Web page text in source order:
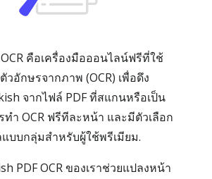
คือเครื่องมือออนไลน์ฟรีที่ใช้
วอักษรจากภาพ (OCR) เพื่อดึง
จากไฟล์ PDF ที่สแกนหรือเป็น
ำ OCR ฟรีทีละหน้า และมีตัวเลือก
บบกลุ่มสำหรับผู้ใช้พรีเมียม.
PDF OCR ของเราช่วยแปลงหน้า